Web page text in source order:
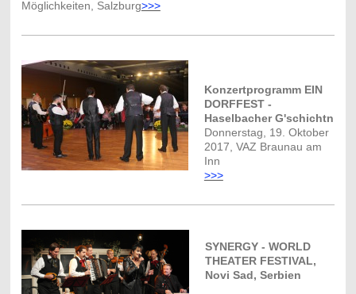
Möglichkeiten, Salzburg>>>
Konzertprogramm EIN
DORFFEST -
Haselbacher G'schichtn
Donnerstag, 19. Oktober
2017, VAZ Braunau am
Inn
>>>
SYNERGY - WORLD
THEATER FESTIVAL,
Novi Sad, Serbien